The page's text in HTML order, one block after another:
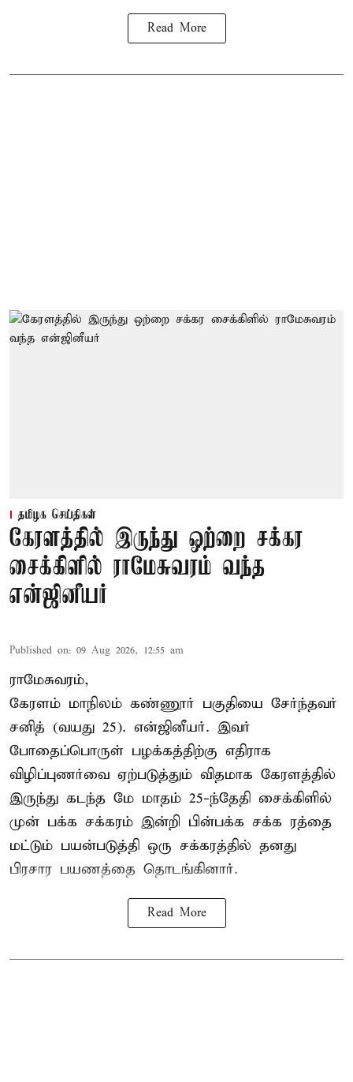
Read More
தமிழக செய்திகள்
கேரளத்தில் இருந்து ஒற்றை சக்கர
சைக்கிளில் ராமேசுவரம் வந்த
என்ஜினீயர்
Published on: 09 Aug 2026, 12:55 am
ராமேசுவரம்,
கேரளம் மாநிலம் கண்ணூர் பகுதியை சேர்ந்தவர்
சனித் (வயது 25). என்ஜினீயர். இவர்
போதைப்பொருள் பழக்கத்திற்கு எதிராக
விழிப்புணர்வை ஏற்படுத்தும் விதமாக கேரளத்தில்
இருந்து கடந்த மே மாதம் 25-ந்தேதி சைக்கிளில்
முன் பக்க சக்கரம் இன்றி பின்பக்க சக்க ரத்தை
மட்டும் பயன்படுத்தி ஒரு சக்கரத்தில் தனது
பிரசார பயணத்தை தொடங்கினார்.
Read More